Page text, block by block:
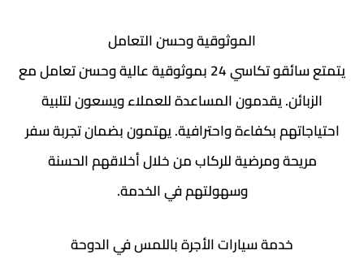
الموثوقية وحسن التعامل
يتمتع سائقو تكاسي 24 بموثوقية عالية وحسن تعامل مع
الزبائن. يقدمون المساعدة للعملاء ويسعون لتلبية
احتياجاتهم بكفاءة واحترافية. يهتمون بضمان تجربة سفر
مريحة ومرضية للركاب من خلال أخلاقهم الحسنة
وسهولتهم في الخدمة.
خدمة سيارات الأجرة باللمس في الدوحة